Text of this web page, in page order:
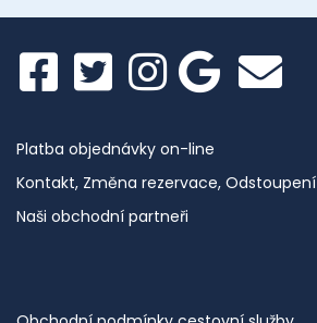
Platba objednávky on-line
Kontakt, Změna rezervace, Odstoupení
Naši obchodní partneři